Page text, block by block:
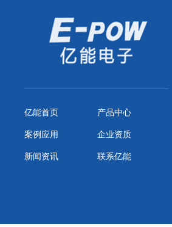
亿能首页 产品中心
案例应用 企业资质
新闻资讯 联系亿能